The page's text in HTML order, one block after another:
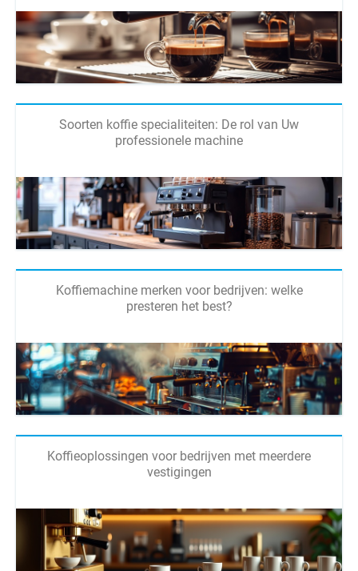
Soorten koffie specialiteiten: De rol van Uw
professionele machine
Koffiemachine merken voor bedrijven: welke
presteren het best?
Koffieoplossingen voor bedrijven met meerdere
vestigingen